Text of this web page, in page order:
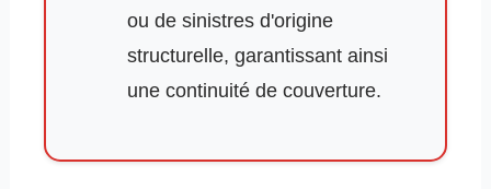
ou de sinistres d'origine
structurelle, garantissant ainsi
une continuité de couverture.